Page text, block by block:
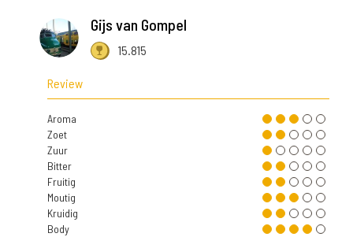
Gijs van Gompel
15.815
Review
Aroma
Zoet
Zuur
Bitter
Fruitig
Moutig
Kruidig
Body